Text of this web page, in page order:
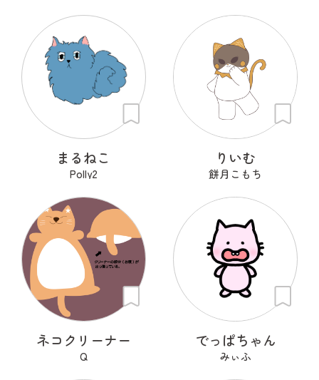
まるねこ
Polly2
りいむ
餅月こもち
ネコクリーナー
Q
でっぱちゃん
みぃふ